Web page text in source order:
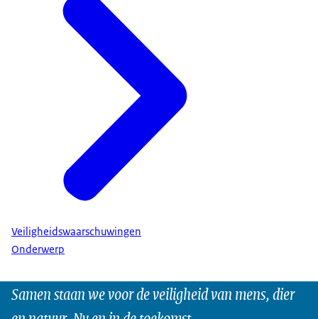
Veiligheidswaarschuwingen
Onderwerp
Samen staan we voor de veiligheid van mens, dier